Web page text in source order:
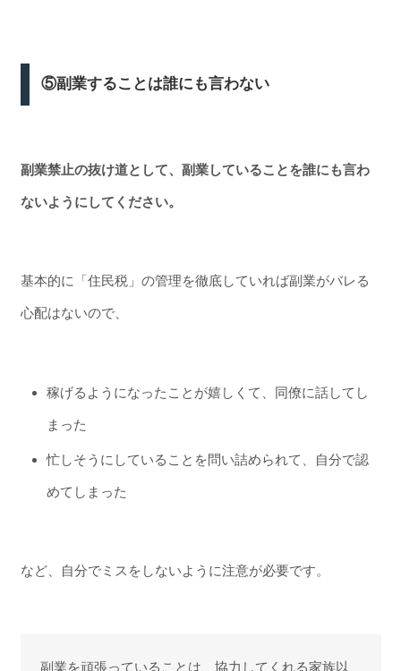
⑤副業することは誰にも言わない
副業禁止の抜け道として、副業していることを誰にも言わ
ないようにしてください。
基本的に「住民税」の管理を徹底していれば副業がバレる
心配はないので、
稼げるようになったことが嬉しくて、同僚に話してし
まった
忙しそうにしていることを問い詰められて、自分で認
めてしまった
など、自分でミスをしないように注意が必要です。
副業を頑張っていることは、協力してくれる家族以